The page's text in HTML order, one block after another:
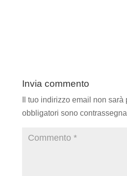
Invia commento
Il tuo indirizzo email non sarà
obbligatori sono